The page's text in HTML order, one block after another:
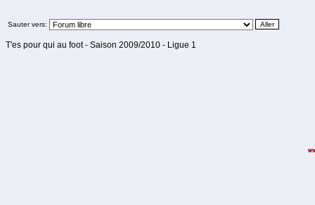
Sauter vers:
T'es pour qui au foot - Saison 2009/2010 - Ligue 1